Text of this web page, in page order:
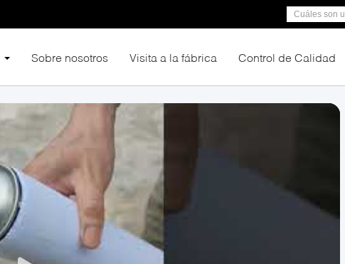
Sobre nosotros Visita a la fábrica Control de Calidad